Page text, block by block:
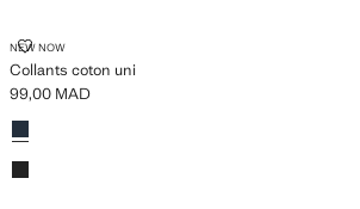
NEW NOW
Collants coton uni
COLLANTS COTON UNI
Prix actuel [99,00 MAD ]
99,00 MAD
Couleurs
Bleu marine
Noir